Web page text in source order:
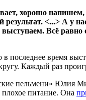
хорошо
результат. <...> А у
Всё
в последнее время
Каждый раз
пельмени» Юлия
питание. Она